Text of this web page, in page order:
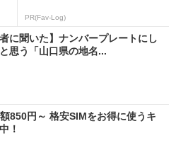
PR(Fav-Log)
に聞いた】ナンバープレートにし
思う「山口県の地名...
850円～ 格安SIMをお得に使うキ
！